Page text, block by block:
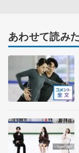
あわせて読み